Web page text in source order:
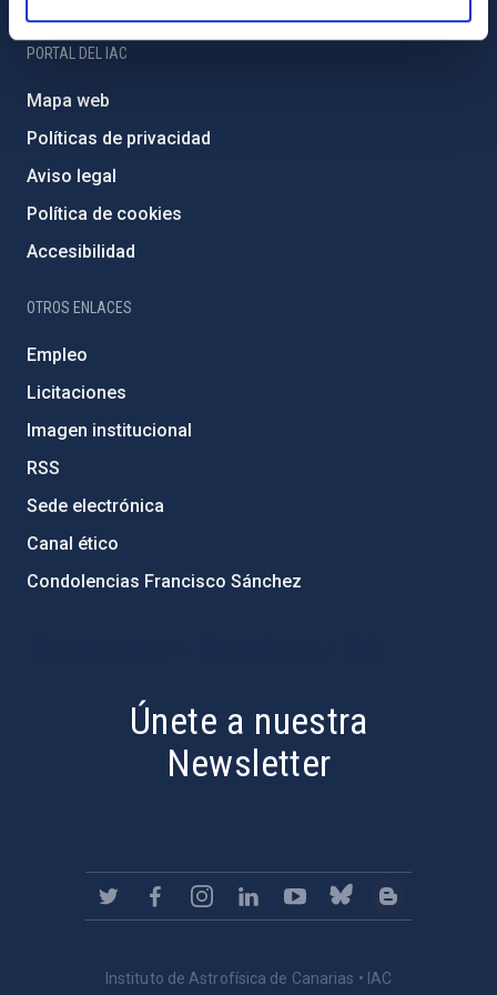
PORTAL DEL IAC
Mapa web
Políticas de privacidad
Aviso legal
Política de cookies
Accesibilidad
OTROS ENLACES
Empleo
Licitaciones
Imagen institucional
RSS
Sede electrónica
Canal ético
Condolencias Francisco Sánchez
Únete a nuestra
Newsletter
Instituto de Astrofísica de Canarias • IAC